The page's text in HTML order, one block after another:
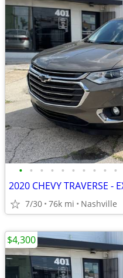
• • • • • • • • • •
7/30 76k mi Nashville
$4,300